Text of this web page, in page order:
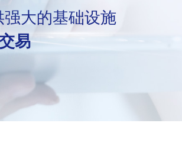
大的基础设施
易